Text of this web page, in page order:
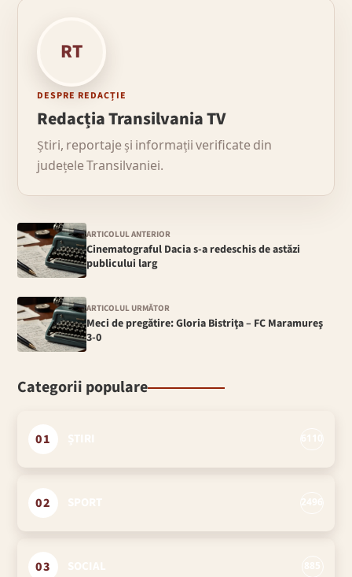
RT
DESPRE REDACȚIE
Redacția Transilvania TV
Știri, reportaje și informații verificate din
județele Transilvaniei.
ARTICOLUL ANTERIOR
Cinematograful Dacia s-a redeschis de astăzi
publicului larg
ARTICOLUL URMĂTOR
Meci de pregătire: Gloria Bistriţa – FC Maramureş
3-0
Categorii populare
01
02
03